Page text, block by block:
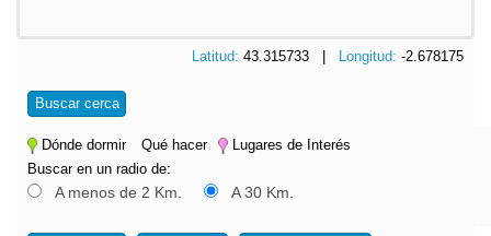
Latitud: 43.315733 | Longitud: -2.678175
Buscar cerca
Dónde dormir Qué hacer
Lugares de Interés
Buscar en un radio de:
A menos de 2 Km. A 30 Km.